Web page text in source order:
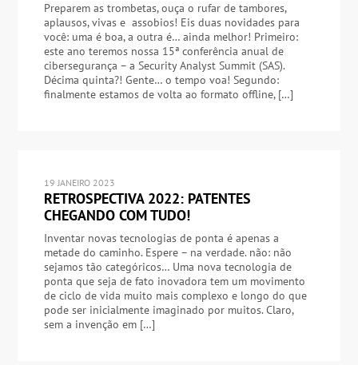
Preparem as trombetas, ouça o rufar de tambores,
aplausos, vivas e assobios! Eis duas novidades para
você: uma é boa, a outra é… ainda melhor! Primeiro:
este ano teremos nossa 15ª conferência anual de
cibersegurança – a Security Analyst Summit (SAS).
Décima quinta?! Gente… o tempo voa! Segundo:
finalmente estamos de volta ao formato offline, […]
19 JANEIRO 2023
RETROSPECTIVA 2022: PATENTES
CHEGANDO COM TUDO!
Inventar novas tecnologias de ponta é apenas a
metade do caminho. Espere – na verdade. não: não
sejamos tão categóricos… Uma nova tecnologia de
ponta que seja de fato inovadora tem um movimento
de ciclo de vida muito mais complexo e longo do que
pode ser inicialmente imaginado por muitos. Claro,
sem a invenção em […]